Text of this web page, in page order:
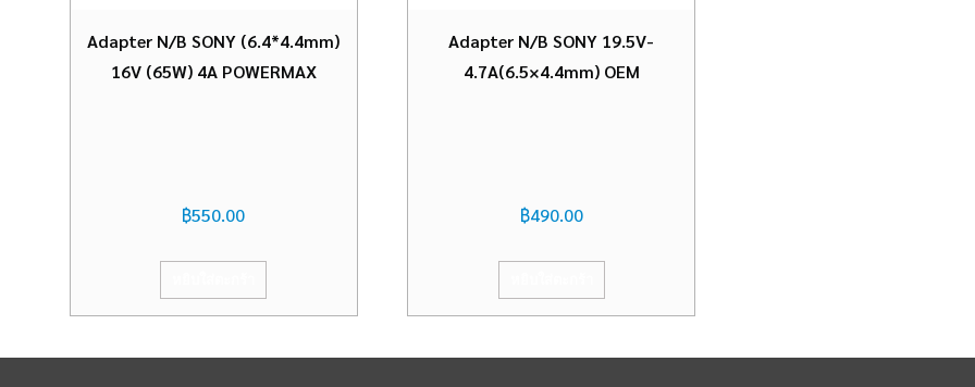
Adapter N/B SONY (6.4*4.4mm)
16V (65W) 4A POWERMAX
฿550.00
Adapter N/B SONY 19.5V-
4.7A(6.5×4.4mm) OEM
฿490.00